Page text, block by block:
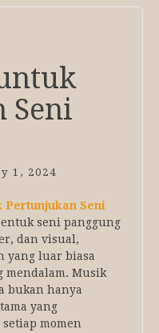
Seni
1, 2024
Pertunjukan Seni
seni panggung
dan visual,
yang luar biasa
mendalam. Musik
bukan hanya
yang
momen